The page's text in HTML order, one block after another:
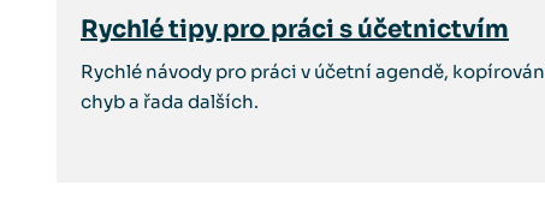
Rychlé tipy pro práci s účetnictvím
Rychlé návody pro práci v účetní agendě,
chyb a řada dalších.